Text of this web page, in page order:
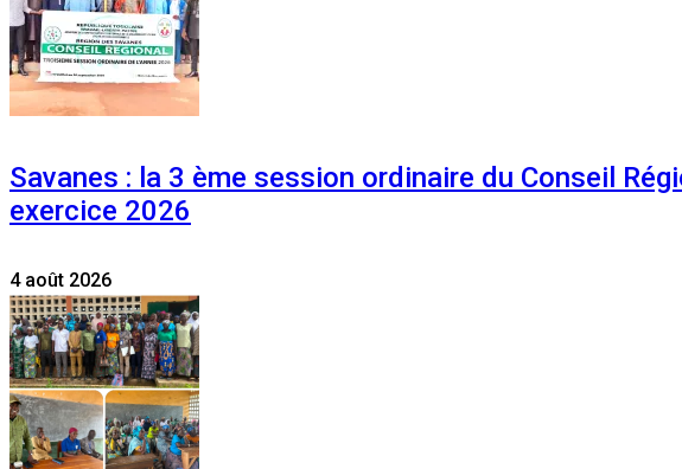
Savanes : la 3 ème session ordinaire du Conseil
exercice 2026
4 août 2026